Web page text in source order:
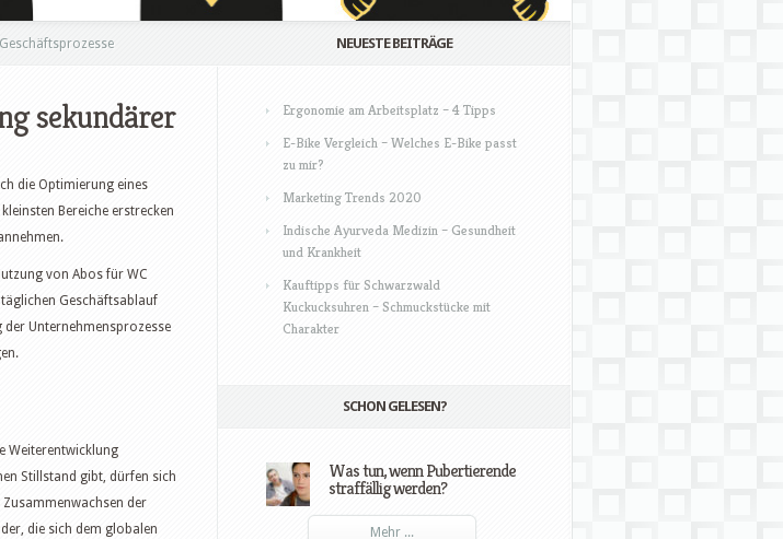
sekundärer
die Optimierung eines
Bereiche erstrecken
von Abos für WC
Geschäftsablauf
Unternehmensprozesse
Weiterentwicklung
Stillstand gibt, dürfen sich
der
die sich dem globalen
NEUESTE BEITRÄGE
Ergonomie am Arbeitsplatz – 4 Tipps
E-Bike Vergleich – Welches E-Bike passt
zu mir?
Marketing Trends 2020
Indische Ayurveda Medizin – Gesundheit
und Krankheit
Kauftipps für Schwarzwald
Kuckucksuhren – Schmuckstücke mit
Charakter
SCHON GELESEN?
Was tun, wenn Pubertierende
straffällig werden?
Mehr ...